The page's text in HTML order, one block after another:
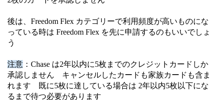
後は、Freedom Flex カテゴリーで利用頻度が高いものにな
っている時は Freedom Flex を先に申請するのもいいでしょ
う
注意 ：Chase は2年以内に5枚までのクレジットカードしか
承認しません キャンセルしたカードも家族カードも含ま
れます 既に5枚に達している場合は 2年以内5枚以下にな
るまで待つ必要があります